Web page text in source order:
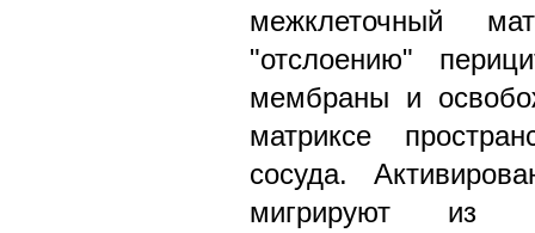
межклеточный
"отслоению"
мембраны и
матриксе
сосуда.
мигрируют из